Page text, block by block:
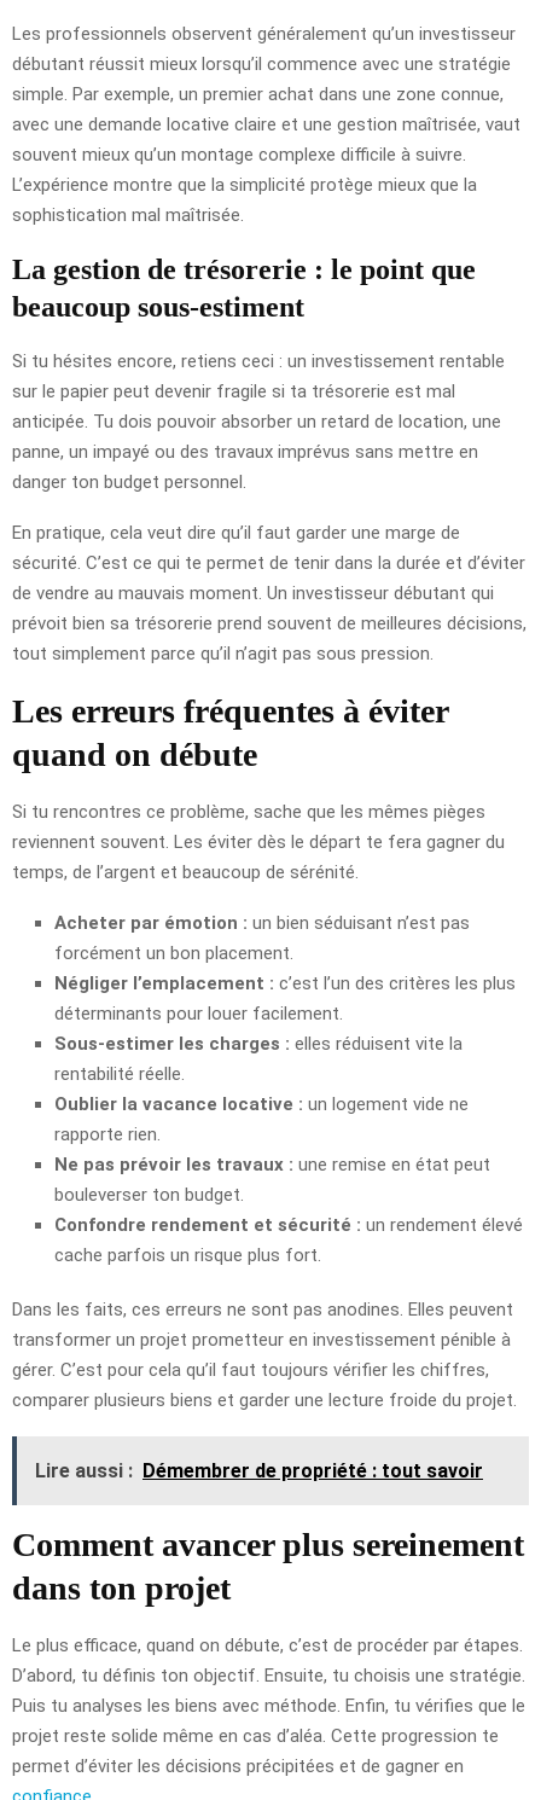
Les professionnels observent généralement qu’un investisseur
débutant réussit mieux lorsqu’il commence avec une stratégie
simple. Par exemple, un premier achat dans une zone connue,
avec une demande locative claire et une gestion maîtrisée, vaut
souvent mieux qu’un montage complexe difficile à suivre.
L’expérience montre que la simplicité protège mieux que la
sophistication mal maîtrisée.
La gestion de trésorerie : le point que
beaucoup sous-estiment
Si tu hésites encore, retiens ceci : un investissement rentable
sur le papier peut devenir fragile si ta trésorerie est mal
anticipée. Tu dois pouvoir absorber un retard de location, une
panne, un impayé ou des travaux imprévus sans mettre en
danger ton budget personnel.
En pratique, cela veut dire qu’il faut garder une marge de
sécurité. C’est ce qui te permet de tenir dans la durée et d’éviter
de vendre au mauvais moment. Un investisseur débutant qui
prévoit bien sa trésorerie prend souvent de meilleures décisions,
tout simplement parce qu’il n’agit pas sous pression.
Les erreurs fréquentes à éviter
quand on débute
Si tu rencontres ce problème, sache que les mêmes pièges
reviennent souvent. Les éviter dès le départ te fera gagner du
temps, de l’argent et beaucoup de sérénité.
Acheter par émotion : un bien séduisant n’est pas
forcément un bon placement.
Négliger l’emplacement : c’est l’un des critères les plus
déterminants pour louer facilement.
Sous-estimer les charges : elles réduisent vite la
rentabilité réelle.
Oublier la vacance locative : un logement vide ne
rapporte rien.
Ne pas prévoir les travaux : une remise en état peut
bouleverser ton budget.
Confondre rendement et sécurité : un rendement élevé
cache parfois un risque plus fort.
Dans les faits, ces erreurs ne sont pas anodines. Elles peuvent
transformer un projet prometteur en investissement pénible à
gérer. C’est pour cela qu’il faut toujours vérifier les chiffres,
comparer plusieurs biens et garder une lecture froide du projet.
Lire aussi : Démembrer de propriété : tout savoir
Comment avancer plus sereinement
dans ton projet
Le plus efficace, quand on débute, c’est de procéder par étapes.
D’abord, tu définis ton objectif. Ensuite, tu choisis une stratégie.
Puis tu analyses les biens avec méthode. Enfin, tu vérifies que le
projet reste solide même en cas d’aléa. Cette progression te
permet d’éviter les décisions précipitées et de gagner en